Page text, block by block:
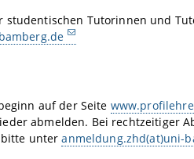
studentischen Tutorinnen und
auf der Seite
abmelden. Bei rechtzeitiger
bitte unteranmeldung.zhd(at)uni-